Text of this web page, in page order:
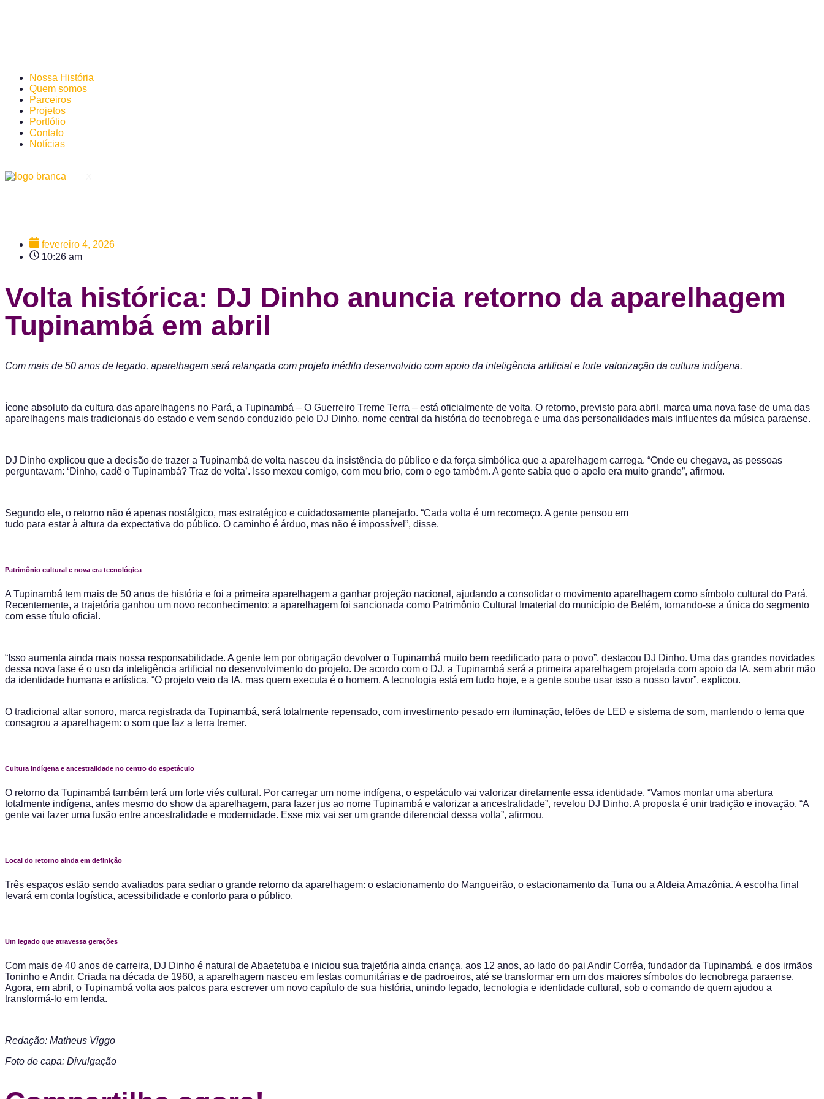
Nossa História
Quem somos
Parceiros
Projetos
Portfólio
Contato
Notícias
fevereiro 4, 2026
10:26 am
Volta histórica: DJ Dinho anuncia retorno da aparelhagem
Tupinambá em abril
Com mais de 50 anos de legado, aparelhagem será relançada com projeto inédito desenvolvido com apoio da inteligência artificial e forte valorização da cultura indígena.
Ícone absoluto da cultura das aparelhagens no Pará, a Tupinambá – O Guerreiro Treme Terra – está oficialmente de volta. O retorno, previsto para abril, marca uma nova fase de uma das
aparelhagens mais tradicionais do estado e vem sendo conduzido pelo DJ Dinho, nome central da história do tecnobrega e uma das personalidades mais influentes da música paraense.
DJ Dinho explicou que a decisão de trazer a Tupinambá de volta nasceu da insistência do público e da força simbólica que a aparelhagem carrega. “Onde eu chegava, as pessoas
perguntavam: ‘Dinho, cadê o Tupinambá? Traz de volta’. Isso mexeu comigo, com meu brio, com o ego também. A gente sabia que o apelo era muito grande”, afirmou.
Segundo ele, o retorno não é apenas nostálgico, mas estratégico e cuidadosamente planejado. “Cada volta é um recomeço. A gente pensou em
tudo para estar à altura da expectativa do público. O caminho é árduo, mas não é impossível”, disse.
Patrimônio cultural e nova era tecnológica
A Tupinambá tem mais de 50 anos de história e foi a primeira aparelhagem a ganhar projeção nacional, ajudando a consolidar o movimento aparelhagem como símbolo cultural do Pará.
Recentemente, a trajetória ganhou um novo reconhecimento: a aparelhagem foi sancionada como Patrimônio Cultural Imaterial do município de Belém, tornando-se a única do segmento
com esse título oficial.
“Isso aumenta ainda mais nossa responsabilidade. A gente tem por obrigação devolver o Tupinambá muito bem reedificado para o povo”, destacou DJ Dinho. Uma das grandes novidades
dessa nova fase é o uso da inteligência artificial no desenvolvimento do projeto. De acordo com o DJ, a Tupinambá será a primeira aparelhagem projetada com apoio da IA, sem abrir mão
da identidade humana e artística. “O projeto veio da IA, mas quem executa é o homem. A tecnologia está em tudo hoje, e a gente soube usar isso a nosso favor”, explicou.
O tradicional altar sonoro, marca registrada da Tupinambá, será totalmente repensado, com investimento pesado em iluminação, telões de LED e sistema de som, mantendo o lema que
consagrou a aparelhagem: o som que faz a terra tremer.
Cultura indígena e ancestralidade no centro do espetáculo
O retorno da Tupinambá também terá um forte viés cultural. Por carregar um nome indígena, o espetáculo vai valorizar diretamente essa identidade. “Vamos montar uma abertura
totalmente indígena, antes mesmo do show da aparelhagem, para fazer jus ao nome Tupinambá e valorizar a ancestralidade”, revelou DJ Dinho. A proposta é unir tradição e inovação. “A
gente vai fazer uma fusão entre ancestralidade e modernidade. Esse mix vai ser um grande diferencial dessa volta”, afirmou.
Local do retorno ainda em definição
Três espaços estão sendo avaliados para sediar o grande retorno da aparelhagem: o estacionamento do Mangueirão, o estacionamento da Tuna ou a Aldeia Amazônia. A escolha final
levará em conta logística, acessibilidade e conforto para o público.
Um legado que atravessa gerações
Com mais de 40 anos de carreira, DJ Dinho é natural de Abaetetuba e iniciou sua trajetória ainda criança, aos 12 anos, ao lado do pai Andir Corrêa, fundador da Tupinambá, e dos irmãos
Toninho e Andir. Criada na década de 1960, a aparelhagem nasceu em festas comunitárias e de padroeiros, até se transformar em um dos maiores símbolos do tecnobrega paraense.
Agora, em abril, o Tupinambá volta aos palcos para escrever um novo capítulo de sua história, unindo legado, tecnologia e identidade cultural, sob o comando de quem ajudou a
transformá-lo em lenda.
Redação: Matheus Viggo
Foto de capa: Divulgação